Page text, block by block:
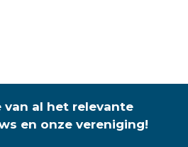
al het relevante
en onze vereniging!